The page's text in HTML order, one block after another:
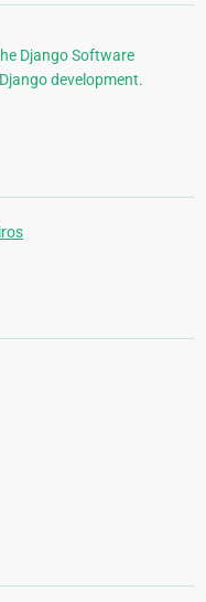
Django Software
development.